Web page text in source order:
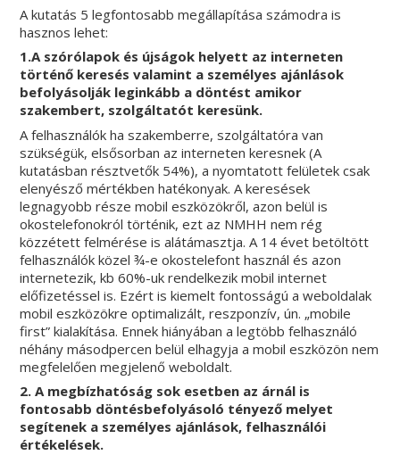
A kutatás 5 legfontosabb megállapítása számodra is
hasznos lehet:
1.A szórólapok és újságok helyett az interneten
történő keresés valamint a személyes ajánlások
befolyásolják leginkább a döntést amikor
szakembert, szolgáltatót keresünk.
A felhasználók ha szakemberre, szolgáltatóra van
szükségük, elsősorban az interneten keresnek (A
kutatásban résztvetők 54%), a nyomtatott felületek csak
elenyésző mértékben hatékonyak. A keresések
legnagyobb része mobil eszközökről, azon belül is
okostelefonokról történik, ezt az NMHH nem rég
közzétett felmérése is alátámasztja. A 14 évet betöltött
felhasználók közel ¾-e okostelefont használ és azon
internetezik, kb 60%-uk rendelkezik mobil internet
előfizetéssel is. Ezért is kiemelt fontosságú a weboldalak
mobil eszközökre optimalizált, reszponzív, ún. „mobile
first” kialakítása. Ennek hiányában a legtöbb felhasználó
néhány másodpercen belül elhagyja a mobil eszközön nem
megfelelően megjelenő weboldalt.
2. A megbízhatóság sok esetben az árnál is
fontosabb döntésbefolyásoló tényező melyet
segítenek a személyes ajánlások, felhasználói
értékelések.